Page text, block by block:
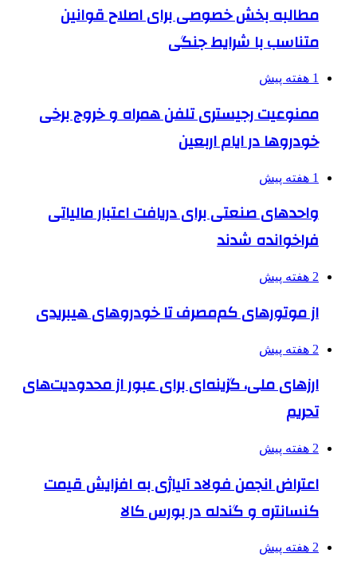
مطالبه بخش خصوصی برای اصلاح قوانین
متناسب با شرایط جنگی
1 هفته پیش
ممنوعیت رجیستری تلفن همراه و خروج برخی
خودروها در ایام اربعین
1 هفته پیش
واحدهای صنعتی برای دریافت اعتبار مالیاتی
فراخوانده شدند
2 هفته پیش
از موتورهای کم‌مصرف تا خودروهای هیبریدی
2 هفته پیش
ارزهای ملی، گزینه‌ای برای عبور از محدودیت‌های
تحریم
2 هفته پیش
اعتراض انجمن فولاد آلیاژی به افزایش قیمت
کنسانتره و گندله در بورس کالا
2 هفته پیش